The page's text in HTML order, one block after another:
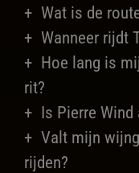
Wat is de
Wanneer rijdt
Hoe lang is
rit?
Is Pierre
Valt mijn
rijden?